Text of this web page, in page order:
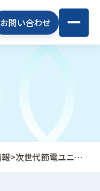
お問い合わせ
> 次世代節電ユニット「ecomo【エコモ】」